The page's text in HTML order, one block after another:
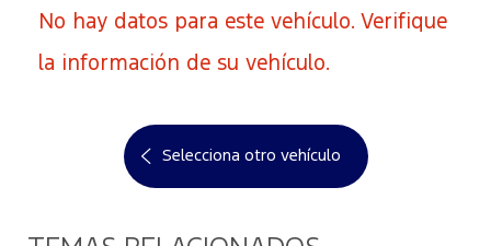
No hay datos para este vehículo. Verifique
la información de su vehículo.
Selecciona otro vehículo